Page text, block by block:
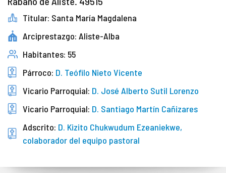
Titular: Santa María Magdalena
Arciprestazgo: Aliste-Alba
Habitantes: 55
Párroco: D. Teófilo Nieto Vicente
Vicario Parroquial: D. José Alberto Sutil Lorenzo
Vicario Parroquial: D. Santiago Martín Cañizares
Adscrito: D. Kizito Chukwudum Ezeaniekwe,
colaborador del equipo pastoral